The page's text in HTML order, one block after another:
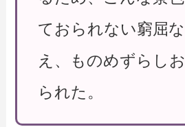
ておられない窮屈
え、ものめずらし
られた。